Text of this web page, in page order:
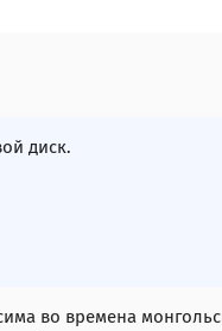
диск.
во времена